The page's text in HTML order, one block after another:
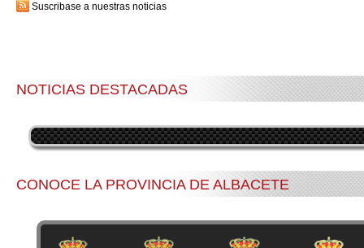
Suscribase a nuestras noticias
NOTICIAS DESTACADAS
CONOCE LA PROVINCIA DE ALBACETE